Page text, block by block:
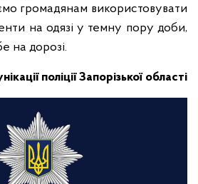
громадянам використовувати
на одязі у темну пору доби,
на дорозі.
поліції Запорізької області